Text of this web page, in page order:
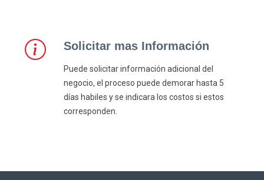
Solicitar mas Información
Puede solicitar información adicional del
negocio, el proceso puede demorar hasta 5
días habiles y se indicara los costos si estos
corresponden.